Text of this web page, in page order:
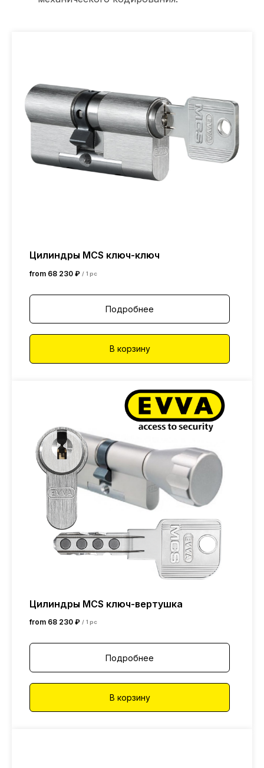
Цилиндры MCS ключ-ключ
from 68 230 ₽ / 1 pc
Подробнее
В корзину
Цилиндры MCS ключ-вертушка
from 68 230 ₽ / 1 pc
Подробнее
В корзину